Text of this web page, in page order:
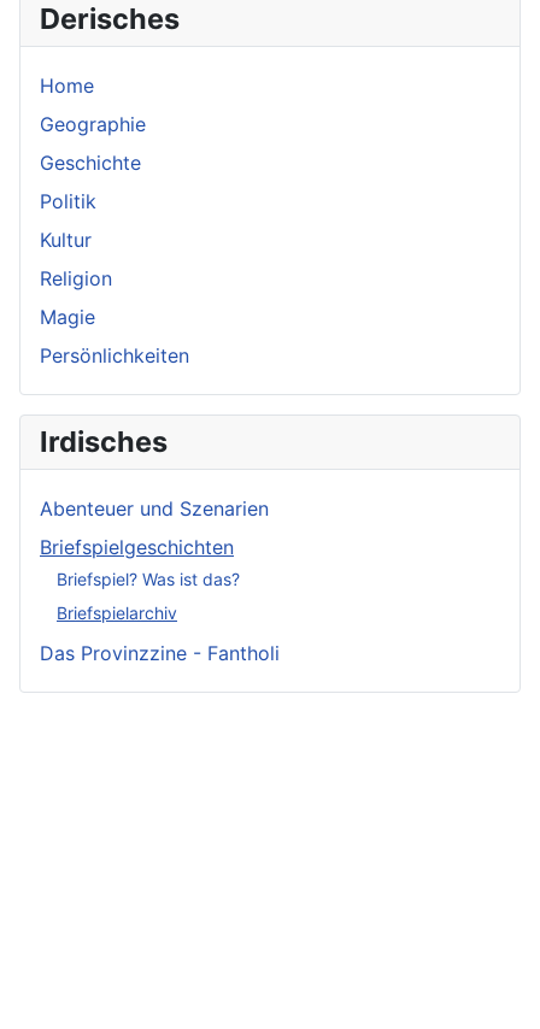
Derisches
Home
Geographie
Geschichte
Politik
Kultur
Religion
Magie
Persönlichkeiten
Irdisches
Abenteuer und Szenarien
Briefspielgeschichten
Briefspiel? Was ist das?
Briefspielarchiv
Das Provinzzine - Fantholi